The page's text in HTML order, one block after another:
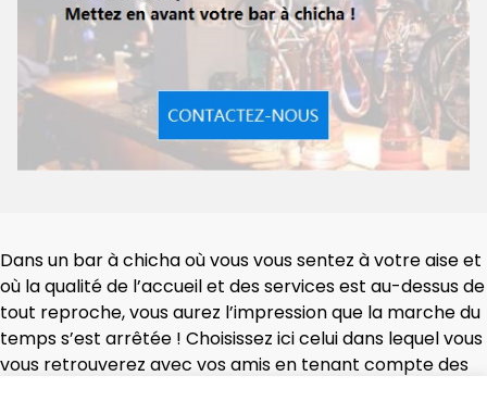
Dans un bar à chicha où vous vous sentez à votre aise et
où la qualité de l’accueil et des services est au-dessus de
tout reproche, vous aurez l’impression que la marche du
temps s’est arrêtée ! Choisissez ici celui dans lequel vous
vous retrouverez avec vos amis en tenant compte des